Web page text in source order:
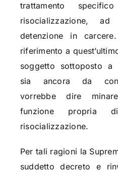
trattamento
risocializzazione,
detenzione in
riferimento a
soggetto sottoposto a
sia ancora da
vorrebbe dire
funzione
risocializzazione.
Per tali ragioni la
suddetto decreto e